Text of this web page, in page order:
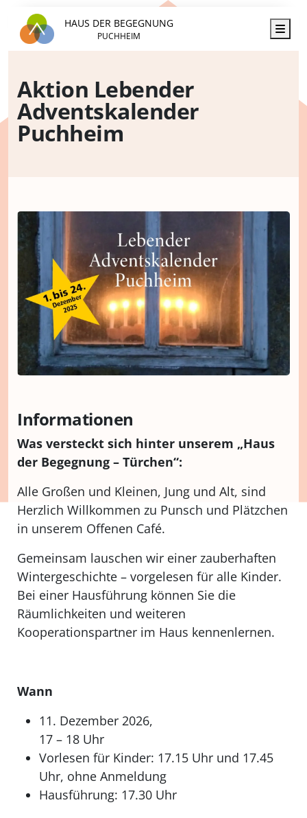
HAUS DER BEGEGNUNG
PUCHHEIM
Aktion Lebender
Adventskalender
Puchheim
Informationen
Was versteckt sich hinter unserem „Haus
der Begegnung – Türchen“:
Alle Großen und Kleinen, Jung und Alt, sind
Herzlich Willkommen zu Punsch und Plätzchen
in unserem Offenen Café.
Gemeinsam lauschen wir einer zauberhaften
Wintergeschichte – vorgelesen für alle Kinder.
Bei einer Hausführung können Sie die
Räumlichkeiten und weiteren
Kooperationspartner im Haus kennenlernen.
Wann
11. Dezember 2026,
17 – 18 Uhr
Vorlesen für Kinder: 17.15 Uhr und 17.45
Uhr, ohne Anmeldung
Hausführung: 17.30 Uhr